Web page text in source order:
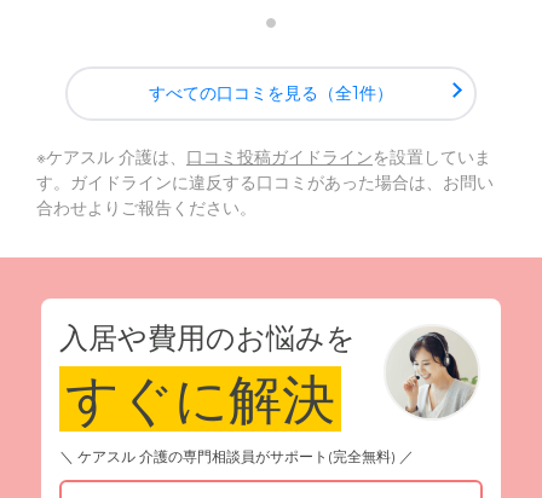
すべての口コミを見る（全1件）
※ケアスル 介護は、 口コミ投稿ガイドラインを設置していま
す。ガイドラインに違反する口コミがあった場合は、お問い
合わせよりご報告ください。
入居や費用のお悩みを
すぐに解決
＼ ケアスル 介護の専門相談員がサポート(完全無料) ／